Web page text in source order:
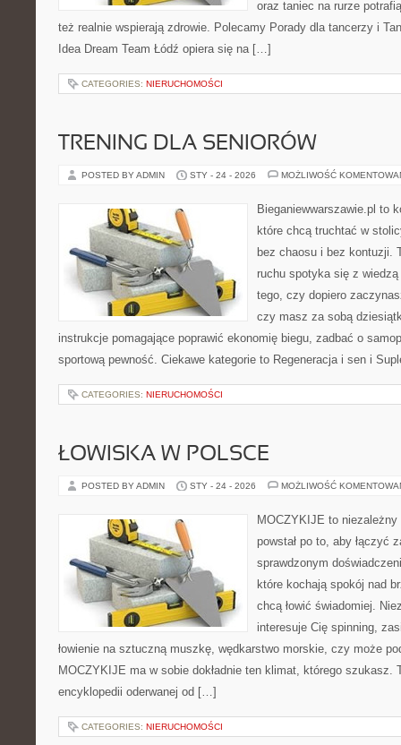
oraz taniec na rurze
też realnie wspierają zdrowie. Polecamy Porady dla tancerzy i
Idea Dream Team Łódź opiera się na […]
CATEGORIES: NIERUCHOMOŚCI
TRENING DLA SENIORÓW
POSTED BY ADMIN STY - 24 - 2026 MOŻLIWOŚĆ
Bieganiewwarszawie.pl to
które chcą truchtać w
bez chaosu i bez kontuzji.
ruchu spotyka się z
tego, czy dopiero
czy masz za sobą
instrukcje pomagające poprawić ekonomię biegu, zadbać o
sportową pewność. Ciekawe kategorie to Regeneracja i sen i
CATEGORIES: NIERUCHOMOŚCI
ŁOWISKA W POLSCE
POSTED BY ADMIN STY - 24 - 2026 MOŻLIWOŚĆ
MOCZYKIJE to
powstał po to, aby łączyć
sprawdzonym
które kochają spokój nad
chcą łowić świadomiej.
interesuje Cię spinning,
łowienie na sztuczną muszkę, wędkarstwo morskie, czy może
MOCZYKIJE ma w sobie dokładnie ten klimat, którego szukasz.
encyklopedii oderwanej od […]
CATEGORIES: NIERUCHOMOŚCI